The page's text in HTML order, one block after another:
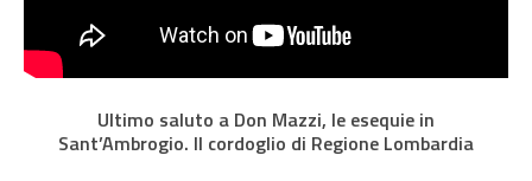
Ultimo saluto a Don Mazzi, le esequie in
Sant’Ambrogio. Il cordoglio di Regione Lombardia